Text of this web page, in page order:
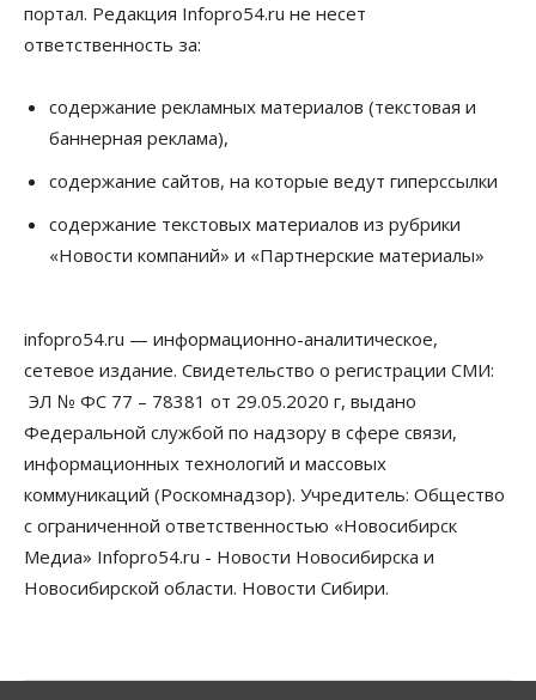
Власть Общество
Суд отменил дисквалификацию
Власть Общество
Сибири откладывается
Бизнес Недвижимость
Бизнес Общество
Новосибирцы купили почти 500 тонн
09 Августа 2026, 17:00
Бизнес Власть
Транспортный коридор Абакан-Бийск предлагают
строить по концессии
09 Августа 2026, 16:00
09 Августа 2026, 15:00
портал. Редакция Infopro54.ru не несет
ответственность за:
содержание рекламных материалов (текстовая и
баннерная реклама),
содержание сайтов, на которые ведут гиперссылки
содержание текстовых материалов из рубрики
«Новости компаний» и «Партнерские материалы»
infopro54.ru — информационно-аналитическое,
сетевое издание. Свидетельство о регистрации СМИ:
ЭЛ № ФС 77 – 78381 от 29.05.2020 г, выдано
Федеральной службой по надзору в сфере связи,
информационных технологий и массовых
коммуникаций (Роскомнадзор). Учредитель: Общество
с ограниченной ответственностью «Новосибирск
Медиа» Infopro54.ru - Новости Новосибирска и
Новосибирской области. Новости Сибири.